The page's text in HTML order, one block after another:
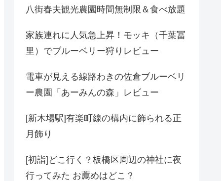
八街春夫観光農園時間無制限＆食べ放題
家族連れに人気急上昇！モッキ（千葉冨
里）でブルーベリー狩りレビュー
電車が見える線路わきの佐倉ブルーベリ
ー農園「あーみんの森」レビュー
[新木場駅]有楽町線の構内に飾られる正
月飾り
[初詣]どこ行く？板橋区周辺の神社に夜
行ってみた お薦めはどこ？